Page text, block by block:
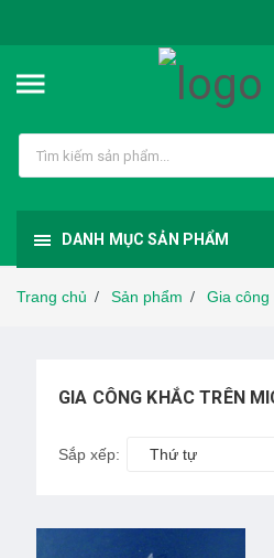
DANH MỤC SẢN PHẨM
Trang chủ / Sản phẩm / Gia công
GIA CÔNG KHẮC TRÊN
Sắp xếp: Thứ tự